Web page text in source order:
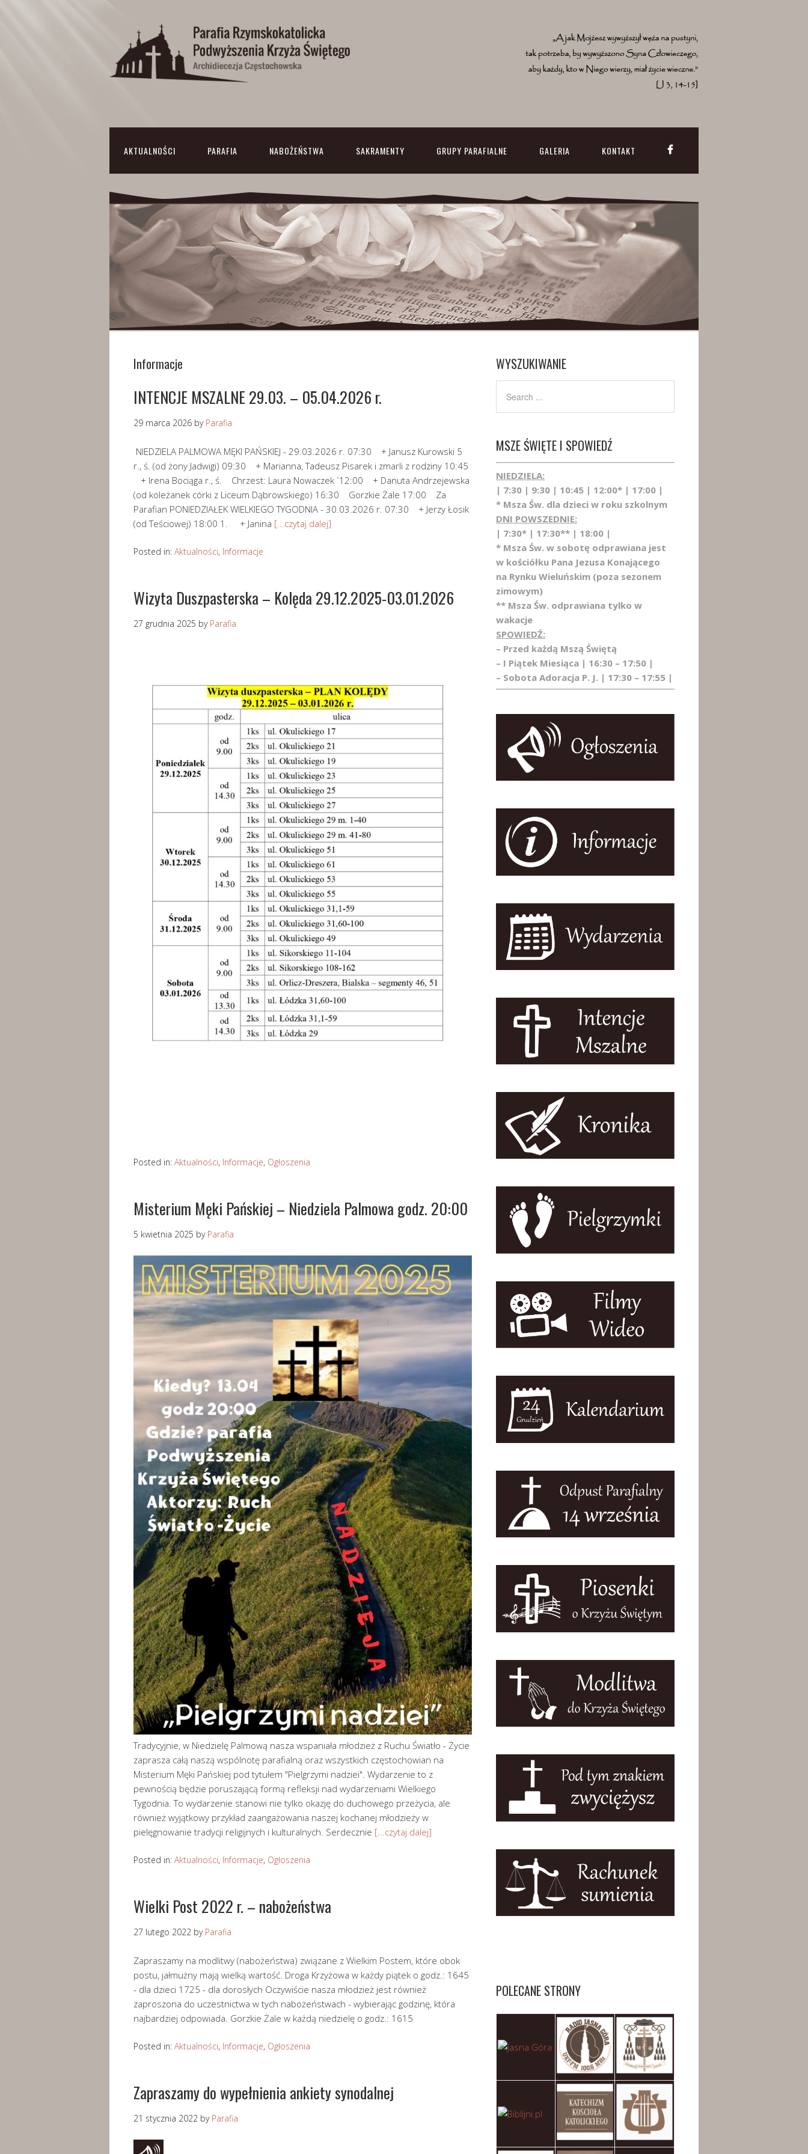
AKTUALNOŚCI PARAFIA NABOŻEŃSTWA SAKRAMENTY GRUPY PARAFIALNE GALERIA KONTAKT
Informacje
INTENCJE MSZALNE 29.03. – 05.04.2026 r.
29 marca 2026 by Parafia
NIEDZIELA PALMOWA MĘKI PAŃSKIEJ - 29.03.2026 r. 07:30 + Janusz Kurowski 5
r., ś. (od żony Jadwigi) 09:30 + Marianna, Tadeusz Pisarek i zmarli z rodziny 10:45
+ Irena Bociąga r., ś. Chrzest: Laura Nowaczek `12:00 + Danuta Andrzejewska
(od koleżanek córki z Liceum Dąbrowskiego) 16:30 Gorzkie Żale 17:00 Za
Parafian PONIEDZIAŁEK WIELKIEGO TYGODNIA - 30.03.2026 r. 07:30 + Jerzy Łosik
(od Teściowej) 18:00 1. + Janina [...czytaj dalej]
Posted in: Aktualności, Informacje
Wizyta Duszpasterska – Kolęda 29.12.2025-03.01.2026
27 grudnia 2025 by Parafia
Posted in: Aktualności, Informacje, Ogłoszenia
Misterium Męki Pańskiej – Niedziela Palmowa godz. 20:00
5 kwietnia 2025 by Parafia
Tradycyjnie, w Niedzielę Palmową nasza wspaniała młodzież z Ruchu Światło - Życie
zaprasza całą naszą wspólnotę parafialną oraz wszystkich częstochowian na
Misterium Męki Pańskiej pod tytułem "Pielgrzymi nadziei". Wydarzenie to z
pewnością będzie poruszającą formą refleksji nad wydarzeniami Wielkiego
Tygodnia. To wydarzenie stanowi nie tylko okazję do duchowego przeżycia, ale
również wyjątkowy przykład zaangażowania naszej kochanej młodzieży w
pielęgnowanie tradycji religijnych i kulturalnych. Serdecznie [...czytaj dalej]
Posted in: Aktualności, Informacje, Ogłoszenia
Wielki Post 2022 r. – nabożeństwa
27 lutego 2022 by Parafia
Zapraszamy na modlitwy (nabożeństwa) związane z Wielkim Postem, które obok
postu, jałmużny mają wielką wartość. Droga Krzyżowa w każdy piątek o godz.: 1645
- dla dzieci 1725 - dla dorosłych Oczywiście nasza młodzież jest również
zaproszona do uczestnictwa w tych nabożeństwach - wybierając godzinę, która
najbardziej odpowiada. Gorzkie Żale w każdą niedzielę o godz.: 1615
Posted in: Aktualności, Informacje, Ogłoszenia
Zapraszamy do wypełnienia ankiety synodalnej
21 stycznia 2022 by Parafia
WYSZUKIWANIE
MSZE ŚWIĘTE I SPOWIEDŹ
NIEDZIELA:
| 7:30 | 9:30 | 10:45 | 12:00* | 17:00 |
* Msza Św. dla dzieci w roku szkolnym
DNI POWSZEDNIE:
| 7:30* | 17:30** | 18:00 |
* Msza Św. w sobotę odprawiana jest
w kościółku Pana Jezusa Konającego
na Rynku Wieluńskim (poza sezonem
zimowym)
** Msza Św. odprawiana tylko w
wakacje
SPOWIEDŹ:
– Przed każdą Mszą Świętą
– I Piątek Miesiąca | 16:30 – 17:50 |
– Sobota Adoracja P. J. | 17:30 – 17:55 |
POLECANE STRONY